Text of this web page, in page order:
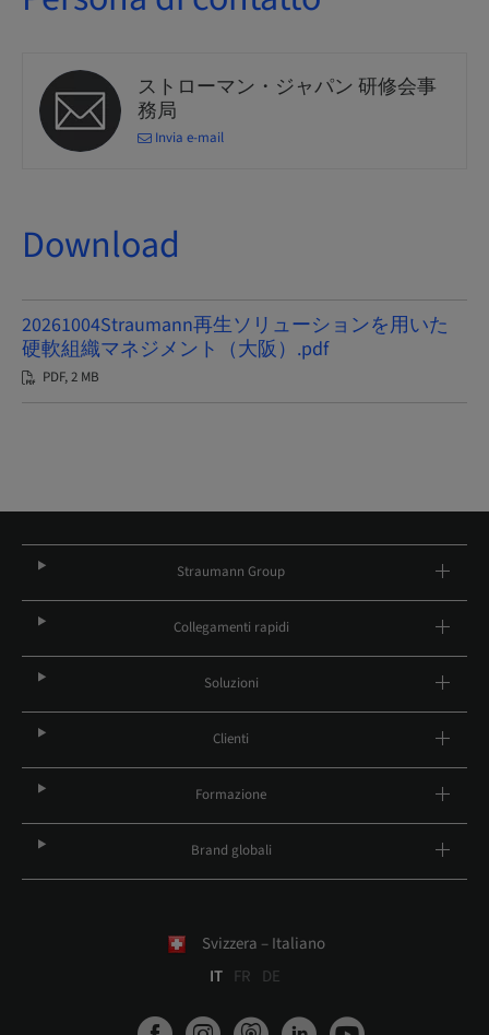
ストローマン・ジャパン 研修会事
務局
Invia e-mail
Download
20261004Straumann再生ソリューションを用いた
硬軟組織マネジメント（大阪）.pdf
PDF, 2 MB
Straumann Group
Collegamenti rapidi
Soluzioni
Clienti
Formazione
Brand globali
Svizzera – Italiano
IT FR DE